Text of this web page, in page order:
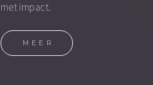
met impact.
MEER